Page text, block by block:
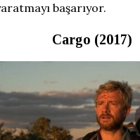
başarıyor.
Cargo (2017)